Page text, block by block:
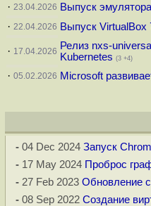
· 23.04.2026 Выпуск
· 22.04.2026 Выпуск VirtualBox
· 17.04.2026 Релиз nxs-
Kubernetes (3 +4)
· 05.02.2026 Microsoft
-04 Dec 2024 Запуск
-17 May 2024 Проброс
-27 Feb 2023 Обновление
-08 Sep 2022 Создание